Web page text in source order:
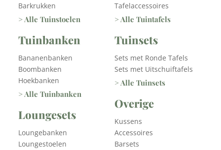
Barkrukken
> Alle Tuinstoelen
Tuinbanken
Bananenbanken
Boombanken
Hoekbanken
> Alle Tuinbanken
Loungesets
Loungebanken
Loungestoelen
Tafelaccessoires
> Alle Tuintafels
Tuinsets
Sets met Ronde Tafels
Sets met Uitschuiftafels
> Alle Tuinsets
Overige
Kussens
Accessoires
Barsets